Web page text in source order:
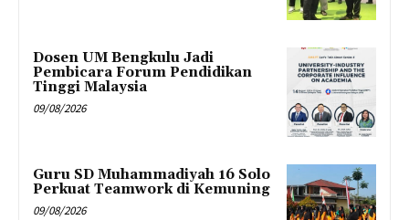
Dosen UM Bengkulu Jadi
Pembicara Forum Pendidikan
Tinggi Malaysia
09/08/2026
Guru SD Muhammadiyah 16 Solo
Perkuat Teamwork di Kemuning
09/08/2026